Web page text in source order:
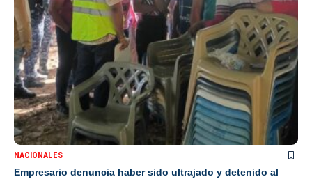
NACIONALES
Empresario denuncia haber sido ultrajado y detenido al